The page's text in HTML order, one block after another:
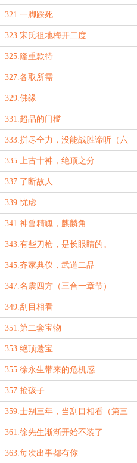
321.一脚踩死
323.宋氏祖地梅开二度
325.隆重款待
327.各取所需
329.佛缘
331.超品的门槛
333.拼尽全力，没能战胜谛听（六
千字，二合一章节）
335.上古十神，绝顶之分
337.了断故人
339.忧虑
341.神兽精魄，麒麟角
343.有些刀枪，是长眼睛的。
345.齐家典仪，武道二品
347.名震四方（三合一章节）
349.刮目相看
351.第二套宝物
353.绝顶遗宝
355.徐永生带来的危机感
357.抢孩子
359.士别三年，当刮目相看（第三
更）
361.徐先生渐渐开始不装了
363.每次出事都有你